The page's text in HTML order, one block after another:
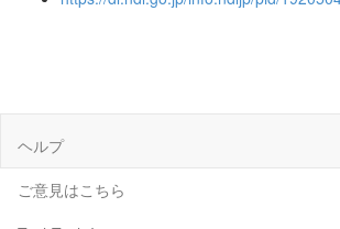
ヘルプ
ご意見はこちら